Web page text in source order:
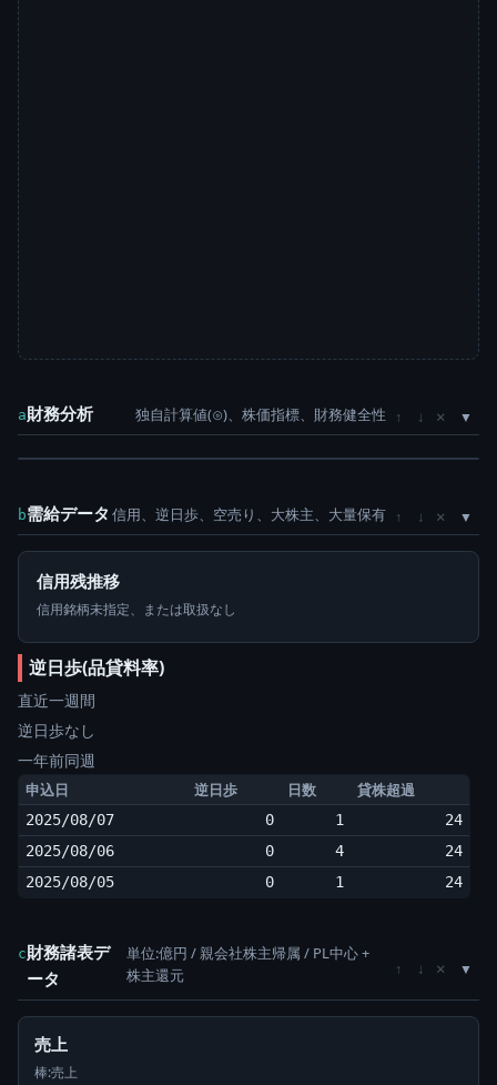
a財務分析 独自計算値(⊙)、株価指標、財務健全性 ↑ ↓ ×
b需給データ 信用、逆日歩、空売り、大株主、大量保有 ↑ ↓ ×
信用残推移
信用銘柄未指定、または取扱なし
逆日歩(品貸料率)
直近一週間
逆日歩なし
一年前同週
申込日 逆日歩 日数 貸株超過
2025/08/07 0 1
24
2025/08/06
0 4
24
2025/08/05
0 1 24
c財務諸表デ
ータ
単位:億円 / 親会社株主帰属 / PL中心 +
株主還元
↑ ↓ ×
売上
棒:売上